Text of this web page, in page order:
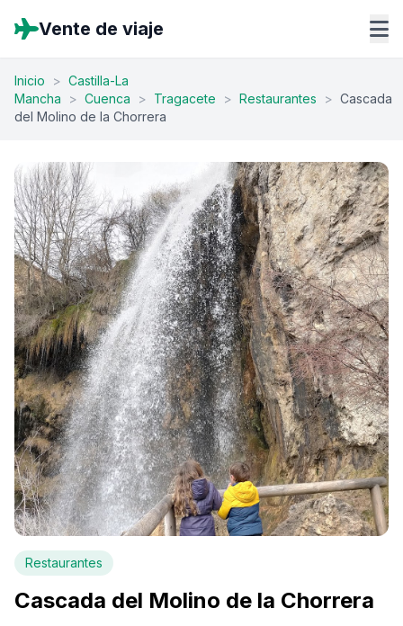
Vente de viaje
Inicio > Castilla-La
Mancha
> Cuenca > Tragacete > Restaurantes > Cascada
del Molino de la Chorrera
Restaurantes
Cascada del Molino de la Chorrera